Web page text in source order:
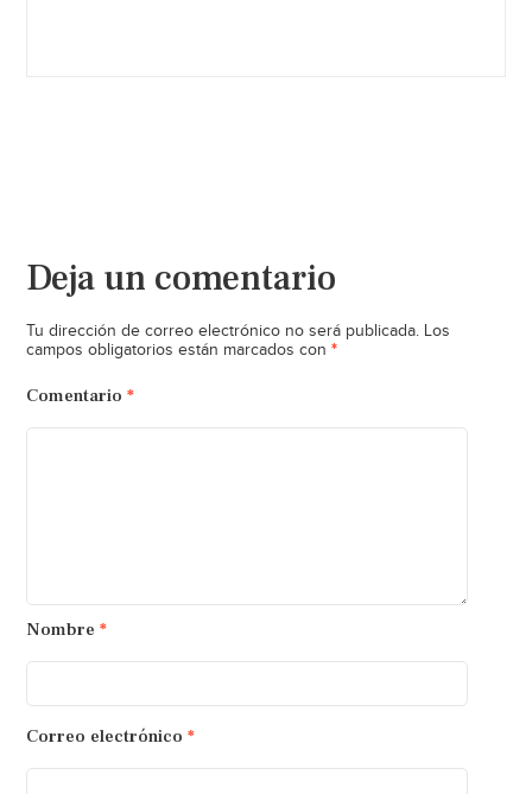
Deja un comentario
Tu dirección de correo electrónico no será publicada. Los
campos obligatorios están marcados con *
Comentario *
Nombre *
Correo electrónico *